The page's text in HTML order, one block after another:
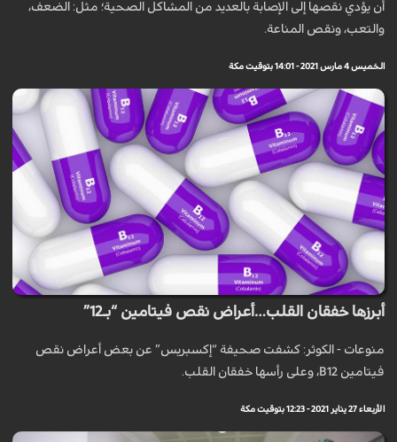
أن يؤدي نقصها إلى الإصابة بالعديد من المشاكل الصحية؛ مثل: الضعف،
والتعب، ونقص المناعة.
الخميس 4 مارس 2021 - 14:01 بتوقيت مكة
أبرزها خفقان القلب…أعراض نقص فيتامين “بـ12”
منوعات - الكوثر: كشفت صحيفة “إكسبريس” عن بعض أعراض نقص
فيتامين B12، وعلى رأسها خفقان القلب.
الأربعاء 27 يناير 2021 - 12:23 بتوقيت مكة